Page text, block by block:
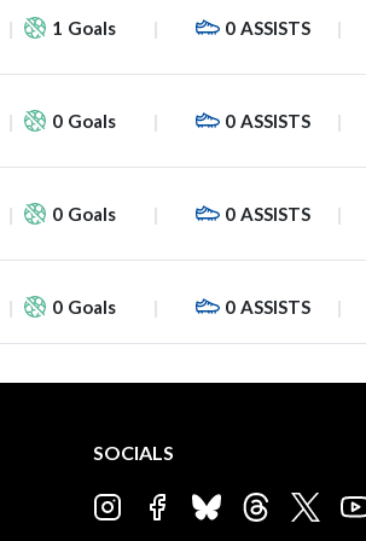
1 Goals 0 ASSISTS
0 Goals 0 ASSISTS
0 Goals 0 ASSISTS
0 Goals 0 ASSISTS
SOCIALS